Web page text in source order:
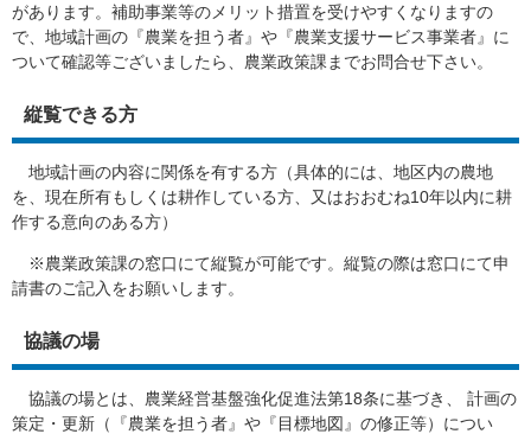
があります。補助事業等のメリット措置を受けやすくなりますの
で、地域計画の『農業を担う者』や『農業支援サービス事業者』に
ついて確認等ございましたら、農業政策課までお問合せ下さい。
縦覧できる方
地域計画の内容に関係を有する方（具体的には、地区内の農地
を、現在所有もしくは耕作している方、又はおおむね10年以内に耕
作する意向のある方）
※農業政策課の窓口にて縦覧が可能です。縦覧の際は窓口にて申
請書のご記入をお願いします。
協議の場
協議の場とは、農業経営基盤強化促進法第18条に基づき、 計画の
策定・更新（『農業を担う者』や『目標地図』の修正等）につい